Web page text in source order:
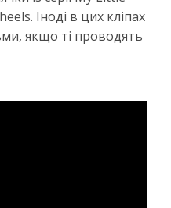
Іноді в цих кліпах
якщо ті проводять